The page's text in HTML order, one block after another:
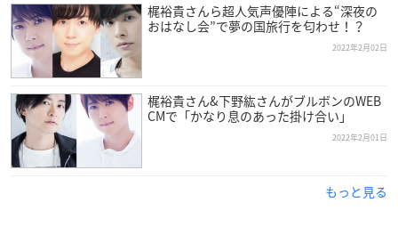
梶裕貴さんら超人気声優陣による“深夜の
おはなし会”で夢の国旅行を匂わせ！？
2022年2月02日
梶裕貴さん&下野紘さんがブルボンのWEB
CMで「かなり息のあった掛け合い」
2022年2月01日
もっと見る